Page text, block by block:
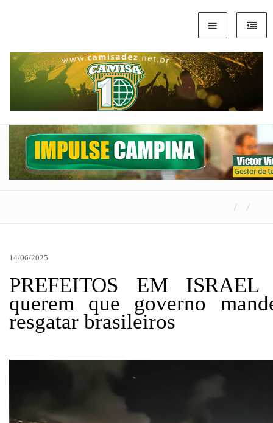
14/06/2025
PREFEITOS EM ISRAEL
querem que governo
resgatar brasileiros